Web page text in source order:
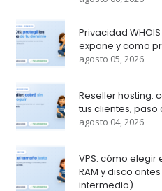
Privacidad
expone y como
agosto 05, 2026
Reseller hosting:
tus clientes, paso
agosto 04, 2026
VPS: cómo elegir
RAM y disco
intermedio)